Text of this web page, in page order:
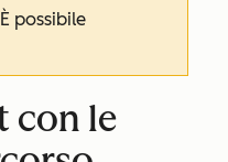
possibile
con le